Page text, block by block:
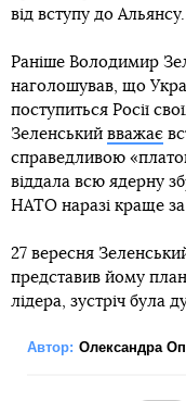
від вступу до Альянсу.
Раніше Володимир
наголошував, що
поступиться Росії
Зеленський вважає
справедливою
віддала всю ядерну
НАТО наразі краще
27 вересня
представив йому
лідера, зустріч була
Автор: Олександра